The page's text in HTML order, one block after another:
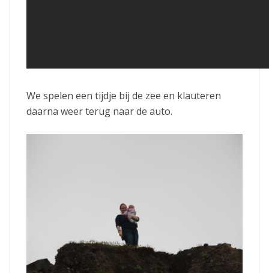
We spelen een tijdje bij de zee en klauteren
daarna weer terug naar de auto.